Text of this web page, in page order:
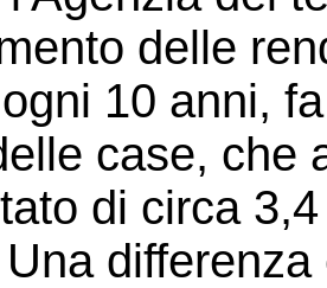
delle
10 anni,
case, che
di circa